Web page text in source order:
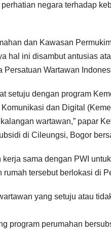
negara terhadap
dan Kawasan
hal ini disambut antusias
Persatuan Wartawan
setuju dengan program
dan Digital
wartawan,” papar
di Cileungsi, Bogor
sama dengan PWI
rumah tersebut berlokasi di
yang setuju atau
program perumahan